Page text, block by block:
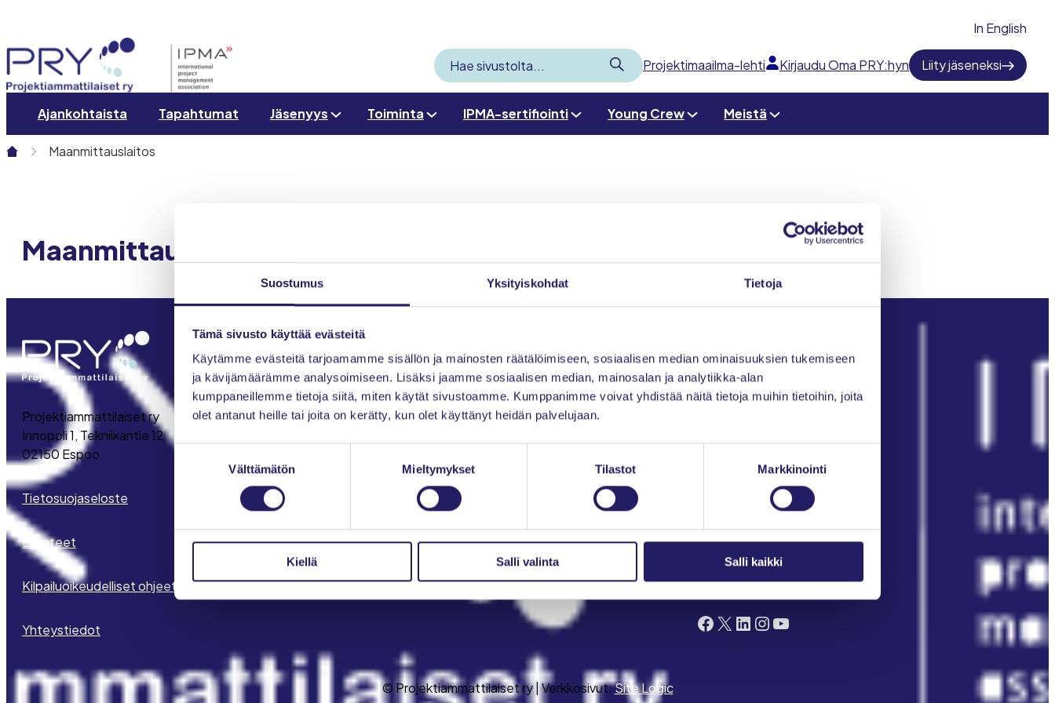
Suostumus Yksityiskohdat Tietoja
Tämä sivusto käyttää evästeitä
Käytämme evästeitä tarjoamamme sisällön ja mainosten räätälöimiseen, sosiaalisen median ominaisuuksien tukemiseen
ja kävijämäärämme analysoimiseen. Lisäksi jaamme sosiaalisen median, mainosalan ja analytiikka-alan
kumppaneillemme tietoja siitä, miten käytät sivustoamme. Kumppanimme voivat yhdistää näitä tietoja muihin tietoihin, joita
olet antanut heille tai joita on kerätty, kun olet käyttänyt heidän palvelujaan.
Suostumuksen
Välttämätön Mieltymykset Tilastot Markkinointi
Kiellä Salli valinta Salli kaikki
In English
Hae
sivustolta
LähetäProjektimaailma-lehti Kirjaudu Oma PRY:hyn Liity jäseneksi
Ajankohtaista Tapahtumat Jäsenyys Toiminta IPMA-sertifiointi Young Crew Meistä
Maanmittauslaitos
Maanmittauslaitos
Projektiammattilaiset ry
Innopoli 1, Tekniikantie 12
02150 Espoo
Tietosuojaseloste
Evästeet
Kilpailuoikeudelliset ohjeet
Yhteystiedot
Ajankohtaista
Tapahtumat
Jäsenyys
Toiminta
IPMA-sertifiointi
Young Crew
Kirjaudu Oma PRY:hyn
Liity jäseneksi
Seuraa meitä somessa
Facebook X LinkedIn InstagramYouTube
© Projektiammattilaiset ry | Verkkosivut:Site Logic